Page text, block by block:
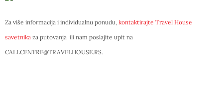
Za više informacija i individualnu ponudu, kontaktirajte Travel House
savetnika za putovanja ili nam poslajite upit na
CALLCENTRE@TRAVELHOUSE.RS.